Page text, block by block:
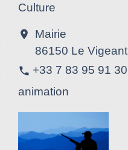
Culture
location_on
Mairie
86150 Le Vigeant
phone +33 7 83 95 91 30
animation